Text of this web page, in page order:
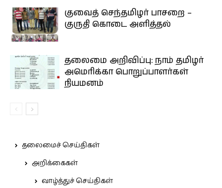
குவைத் செந்தமிழர் பாசறை –
குருதி கொடை அளித்தல்
தலைமை அறிவிப்பு: நாம் தமிழர்
அமெரிக்கா பொறுப்பாளர்கள்
நியமனம்
தலைமைச் செய்திகள்
அறிக்கைகள்
வாழ்த்துச் செய்திகள்